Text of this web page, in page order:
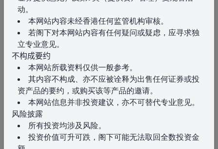
动。
本网站内容未经香港任何监管机构审核。
若阁下对本网站内容有任何疑问或疑虑，应寻求独
立专业意见。
不构成要约
本网站所载资料仅供一般参考。
其内容不构成、亦不应被诠释为出售任何证券或投
资产品的要约，或购买该等产品的邀请。
本网站信息并非投资建议，亦不可替代专业意见。
风险披露
所有投资均涉及风险。
投资价值可升可跌，阁下可能无法取回全数投资金